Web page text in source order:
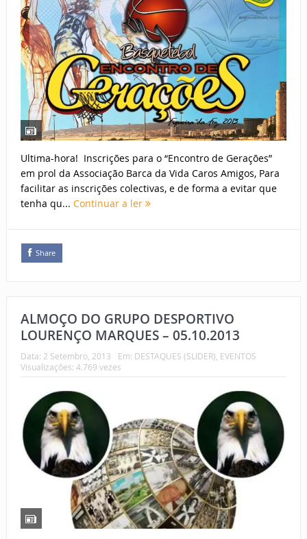
Ultima-hora! Inscrições para o “Encontro de Gerações”
em prol da Associação Barca da Vida Caros Amigos, Para
facilitar as inscrições colectivas, e de forma a evitar que
tenha qu... Continuar a ler
Share
ALMOÇO DO GRUPO DESPORTIVO
LOURENÇO MARQUES – 05.10.2013
Data: 2 Setembro, 2013 Em: DESTAQUES (SLIDER), EVENTOS
Visualizações: 4.769 vezes